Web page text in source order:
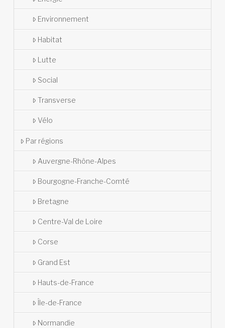
Environnement
Habitat
Lutte
Social
Transverse
Vélo
Par régions
Auvergne-Rhône-Alpes
Bourgogne-Franche-Comté
Bretagne
Centre-Val de Loire
Corse
Grand Est
Hauts-de-France
Île-de-France
Normandie